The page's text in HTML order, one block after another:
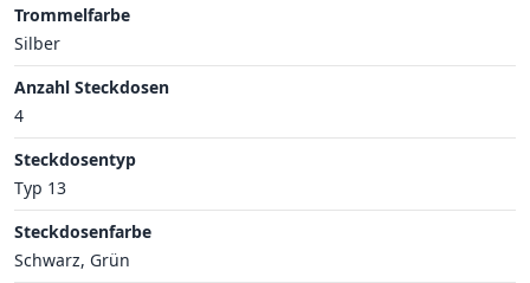
Trommelfarbe
Silber
Anzahl Steckdosen
4
Steckdosentyp
Typ 13
Steckdosenfarbe
Schwarz, Grün